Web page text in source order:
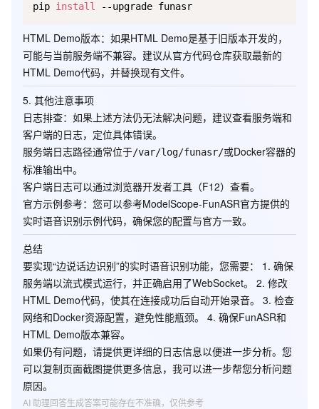
pip install
HTML Demo版本：如果HTML Demo是基于旧版本开发的，
可能与当前服务端不兼容。建议从官方代码仓库获取最新的
HTML Demo代码，并替换现有文件。
5. 其他注意事项
日志排查：如果上述方法仍无法解决问题，建议查看服务端和
客户端的日志，定位具体错误。
服务端日志路径通常位于/var/log/funasr/或Docker容器的
标准输出中。
客户端日志可以通过浏览器开发者工具（F12）查看。
官方示例参考：您可以参考ModelScope-FunASR官方提供的
实时语音识别示例代码，确保您的配置与官方一致。
总结
要实现“边说话边识别”的实时语音识别功能，您需要： 1. 确保
服务端以流式模式运行，并正确启用了WebSocket。 2. 修改
HTML Demo代码，使其在连接成功后自动开始录音。 3. 检查
网络和Docker资源配置，避免性能瓶颈。 4. 确保FunASR和
HTML Demo版本兼容。
如果仍有问题，请提供更详细的日志信息以便进一步分析。您
可以复制页面截图提供更多信息，我可以进一步帮您分析问题
原因。
AI 助理回答生成答案可能存在不准确，仅供参考